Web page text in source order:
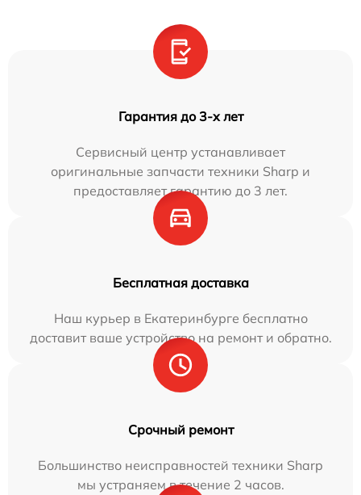
Гарантия до 3-х лет
Сервисный центр устанавливает
оригинальные запчасти техники Sharp и
предоставляет гарантию до 3 лет.
Бесплатная доставка
Наш курьер в Екатеринбурге бесплатно
доставит ваше устройство на ремонт и обратно.
Срочный ремонт
Большинство неисправностей техники Sharp
мы устраняем в течение 2 часов.